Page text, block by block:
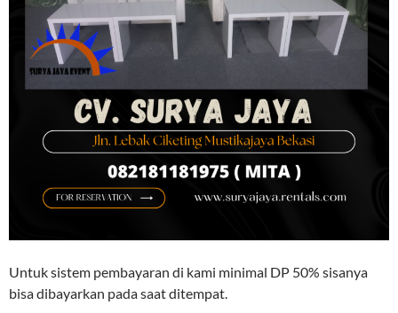
Untuk sistem pembayaran di kami minimal DP 50% sisanya
bisa dibayarkan pada saat ditempat.